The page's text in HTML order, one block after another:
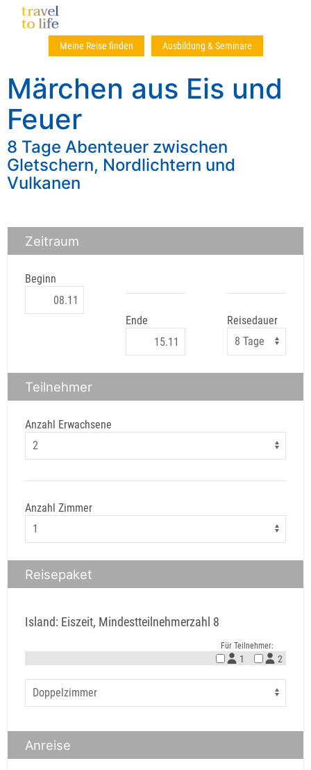
Meine Reise finden Ausbildung & Seminare
Märchen aus Eis und
Feuer
8 Tage Abenteuer zwischen
Gletschern, Nordlichtern und
Vulkanen
Zeitraum
Beginn
Ende Reisedauer
Teilnehmer
Anzahl Erwachsene
Anzahl Zimmer
Reisepaket
Island: Eiszeit, Mindestteilnehmerzahl 8
Für Teilnehmer:
1 2
Anreise